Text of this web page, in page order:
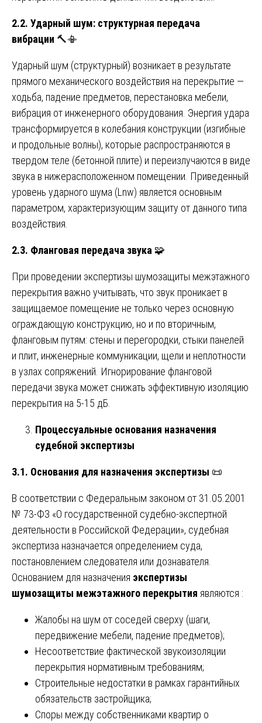
2.2. Ударный шум: структурная передача
вибрации 🔨📳
Ударный шум (структурный) возникает в результате
прямого механического воздействия на перекрытие —
ходьба, падение предметов, перестановка мебели,
вибрация от инженерного оборудования. Энергия удара
трансформируется в колебания конструкции (изгибные
и продольные волны), которые распространяются в
твердом теле (бетонной плите) и переизлучаются в виде
звука в нижерасположенном помещении. Приведенный
уровень ударного шума (Lnw) является основным
параметром, характеризующим защиту от данного типа
воздействия.
2.3. Фланговая передача звука 🧩
При проведении экспертизы шумозащиты межэтажного
перекрытия важно учитывать, что звук проникает в
защищаемое помещение не только через основную
ограждающую конструкцию, но и по вторичным,
фланговым путям: стены и перегородки, стыки панелей
и плит, инженерные коммуникации, щели и неплотности
в узлах сопряжений. Игнорирование фланговой
передачи звука может снижать эффективную изоляцию
перекрытия на 5-15 дБ.
Процессуальные основания назначения
судебной экспертизы
3.1. Основания для назначения экспертизы 📜
В соответствии с Федеральным законом от 31.05.2001
№ 73-ФЗ «О государственной судебно-экспертной
деятельности в Российской Федерации», судебная
экспертиза назначается определением суда,
постановлением следователя или дознавателя.
Основанием для назначения экспертизы
шумозащиты межэтажного перекрытия являются :
Жалобы на шум от соседей сверху (шаги,
передвижение мебели, падение предметов);
Несоответствие фактической звукоизоляции
перекрытия нормативным требованиям;
Строительные недостатки в рамках гарантийных
обязательств застройщика;
Споры между собственниками квартир о